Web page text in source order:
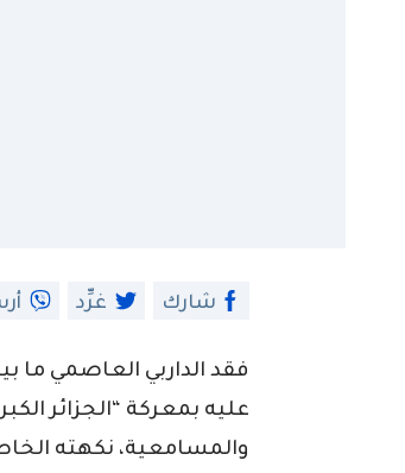
شارك غرِّد
فقد الداربي العاصمي ما
عليه بمعركة “الجزائر
والمسامعية، نكهته